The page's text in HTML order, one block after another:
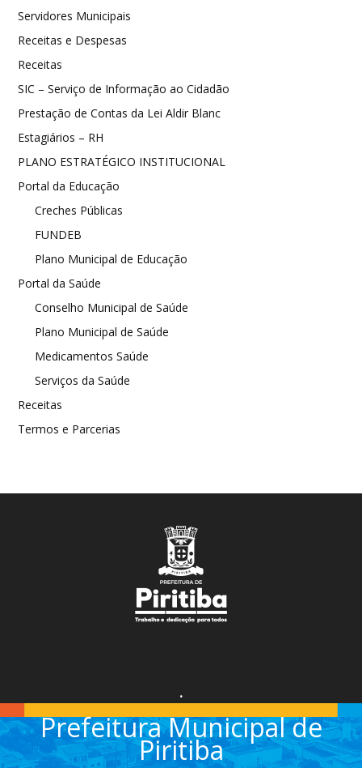
Servidores Municipais
Receitas e Despesas
Receitas
SIC – Serviço de Informação ao Cidadão
Prestação de Contas da Lei Aldir Blanc
Estagiários – RH
PLANO ESTRATÉGICO INSTITUCIONAL
Portal da Educação
Creches Públicas
FUNDEB
Plano Municipal de Educação
Portal da Saúde
Conselho Municipal de Saúde
Plano Municipal de Saúde
Medicamentos Saúde
Serviços da Saúde
Receitas
Termos e Parcerias
.
Prefeitura Municipal de
Piritiba